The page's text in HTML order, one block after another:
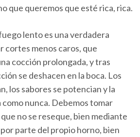
que queremos que esté rica, rica.
lento es una verdadera
cortes menos caros, que
cocción prolongada, y tras
se deshacen en la boca. Los
los sabores se potencian y la
nunca. Debemos tomar
no se reseque, bien mediante
parte del propio horno, bien